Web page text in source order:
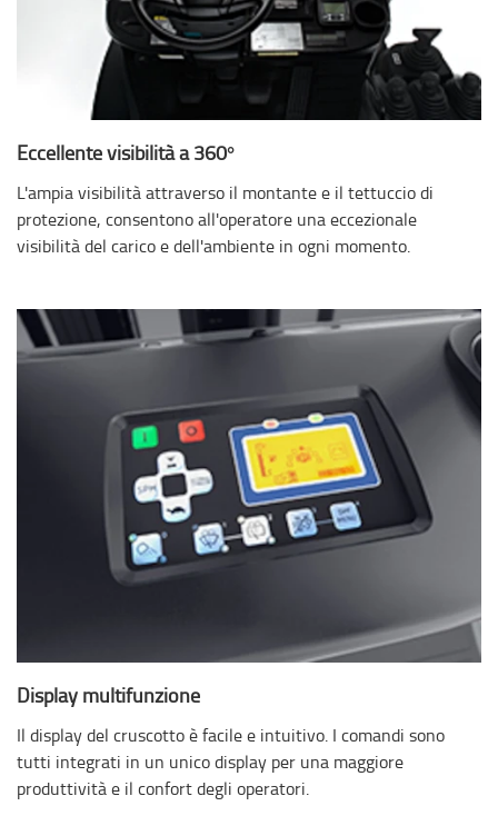
Eccellente visibilità a 360°
L'ampia visibilità attraverso il montante e il tettuccio di
protezione, consentono all'operatore una eccezionale
visibilità del carico e dell'ambiente in ogni momento.
Display multifunzione
Il display del cruscotto è facile e intuitivo. I comandi sono
tutti integrati in un unico display per una maggiore
produttività e il confort degli operatori.